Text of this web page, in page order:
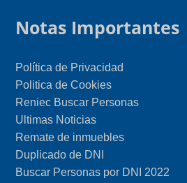
Notas Importantes
Política de Privacidad
Politica de Cookies
Reniec Buscar Personas
Ultimas Noticias
Remate de inmuebles
Duplicado de DNI
Buscar Personas por DNI 2022